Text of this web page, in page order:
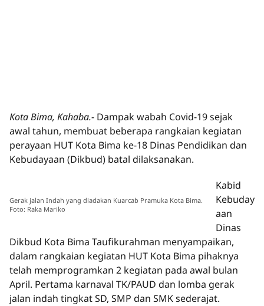
Kota Bima, Kahaba.- Dampak wabah Covid-19 sejak
awal tahun, membuat beberapa rangkaian kegiatan
perayaan HUT Kota Bima ke-18 Dinas Pendidikan dan
Kebudayaan (Dikbud) batal dilaksanakan.
Gerak jalan Indah yang diadakan Kuarcab Pramuka Kota Bima.
Foto: Raka Mariko
Kabid
Kebuday
aan
Dinas
Dikbud Kota Bima Taufikurahman menyampaikan,
dalam rangkaian kegiatan HUT Kota Bima pihaknya
telah memprogramkan 2 kegiatan pada awal bulan
April. Pertama karnaval TK/PAUD dan lomba gerak
jalan indah tingkat SD, SMP dan SMK sederajat.